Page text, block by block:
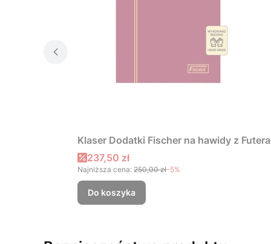
Klaser Dodatki Fischer na hawidy z
Cena promocyjna
237,50 zł
Najniższa cena: 250,00 zł-5%
Do koszyka